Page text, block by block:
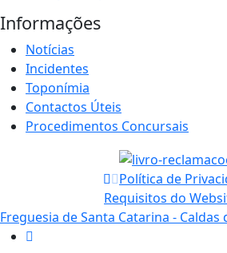
Informações
Notícias
Incidentes
Toponímia
Contactos Úteis
Procedimentos Concursais
Política de
Requisitos do
Freguesia de Santa Catarina - Caldas